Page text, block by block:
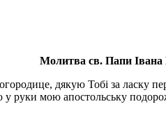
Молитва св. Папи Івана
дякую Тобі за ласку
руки мою апостольську